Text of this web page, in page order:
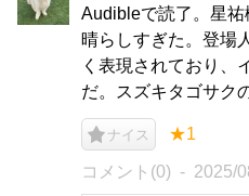
Audibleで読了。星
晴らしすぎた。登場
く表現されており、
だ。スズキタゴサク
ナイス ★1
コメント(0) 2025/